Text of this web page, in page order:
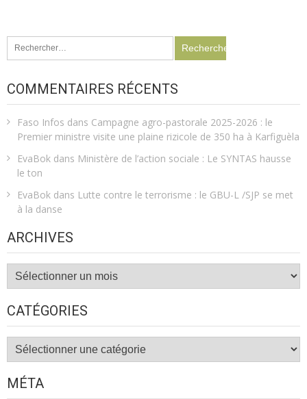
Rechercher :
COMMENTAIRES RÉCENTS
Faso Infos dans Campagne agro-pastorale 2025-2026 : le
Premier ministre visite une plaine rizicole de 350 ha à Karfiguèla
EvaBok dans Ministère de l’action sociale : Le SYNTAS hausse
le ton
EvaBok dans Lutte contre le terrorisme : le GBU-L /SJP se met
à la danse
ARCHIVES
Archives
CATÉGORIES
Catégories
MÉTA